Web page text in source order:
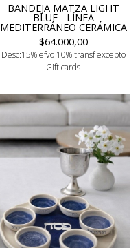
BANDEJA MATZA LIGHT
BLUE - LÍNEA
MEDITERRÁNEO CERÁMICA
$64.000,00
Desc:15% efvo 10% transf excepto
Gift cards